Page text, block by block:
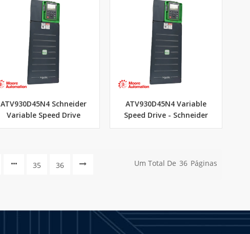
ATV930D45N4 Schneider
Variable Speed Drive
ATV930D45N4 Variable
Speed Drive - Schneider
35 36 Um Total De 36 Páginas